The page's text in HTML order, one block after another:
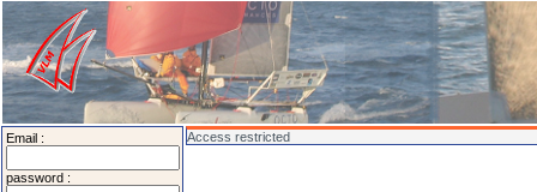
Email :
password :
Access restricted